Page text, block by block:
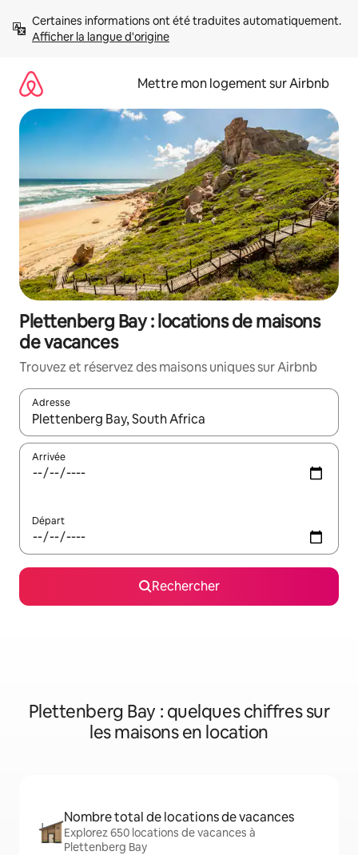
directement
Afficher la langue d'origine
Mettre mon logement sur Airbnb
Plettenberg Bay : locations de maisons
de vacances
Trouvez et réservez des maisons uniques sur Airbnb
Adresse
Lorsque les résultats s'affichent, utilisez les flèches vers le
Arrivée
Départ
Rechercher
Plettenberg Bay : quelques chiffres sur
les maisons en location
Nombre total de locations de vacances
Explorez 650 locations de vacances à
Plettenberg Bay